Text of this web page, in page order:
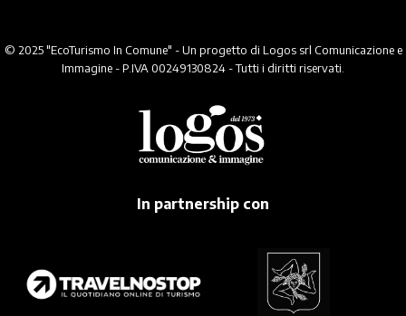
© 2025 "EcoTurismo In Comune" - Un progetto di Logos srl Comunicazione e
Immagine - P.IVA 00249130824 - Tutti i diritti riservati.
In partnership con